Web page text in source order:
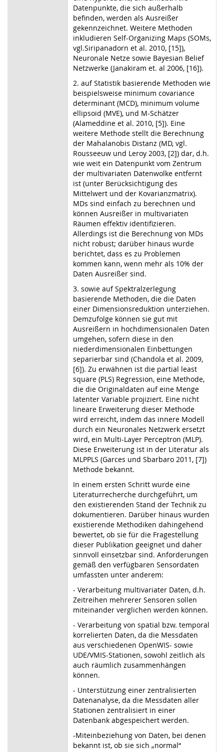
Datenpunkte, die sich außerhalb
befinden, werden als Ausreißer
gekennzeichnet. Weitere Methoden
inkludieren Self-Organizing Maps (SOMs,
vgl.Siripanadorn et al. 2010, [15]),
Neuronale Netze sowie Bayesian Belief
Netzwerke (Janakiram et. al 2006, [16]).
2. auf Statistik basierende Methoden wie
beispielsweise minimum covariance
determinant (MCD), minimum volume
ellipsoid (MVE), und M-Schätzer
(Alameddine et al. 2010, [5]). Eine
weitere Methode stellt die Berechnung
der Mahalanobis Distanz (MD, vgl.
Rousseeuw und Leroy 2003, [2]) dar, d.h.
wie weit ein Datenpunkt vom Zentrum
der multivariaten Datenwolke entfernt
ist (unter Berücksichtigung des
Mittelwert und der Kovarianzmatrix).
MDs sind einfach zu berechnen und
können Ausreißer in multivariaten
Räumen effektiv identifizieren.
Allerdings ist die Berechnung von MDs
nicht robust; darüber hinaus wurde
berichtet, dass es zu Problemen
kommen kann, wenn mehr als 10% der
Daten Ausreißer sind.
3. sowie auf Spektralzerlegung
basierende Methoden, die die Daten
einer Dimensionsreduktion unterziehen.
Demzufolge können sie gut mit
Ausreißern in hochdimensionalen Daten
umgehen, sofern diese in den
niederdimensionalen Einbettungen
separierbar sind (Chandola et al. 2009,
[6]). Zu erwähnen ist die partial least
square (PLS) Regression, eine Methode,
die die Originaldaten auf eine Menge
latenter Variable projiziert. Eine nicht
lineare Erweiterung dieser Methode
wird erreicht, indem das innere Modell
durch ein Neuronales Netzwerk ersetzt
wird, ein Multi-Layer Perceptron (MLP).
Diese Erweiterung ist in der Literatur als
MLPPLS (Garces und Sbarbaro 2011, [7])
Methode bekannt.
In einem ersten Schritt wurde eine
Literaturrecherche durchgeführt, um
den existierenden Stand der Technik zu
dokumentieren. Darüber hinaus wurden
existierende Methodiken dahingehend
bewertet, ob sie für die Fragestellung
dieser Publikation geeignet und daher
sinnvoll einsetzbar sind. Anforderungen
gemäß den verfügbaren Sensordaten
umfassten unter anderem:
- Verarbeitung multivariater Daten, d.h.
Zeitreihen mehrerer Sensoren sollen
miteinander verglichen werden können.
- Verarbeitung von spatial bzw. temporal
korrelierten Daten, da die Messdaten
aus verschiedenen OpenWIS- sowie
UDE/VMIS-Stationen, sowohl zeitlich als
auch räumlich zusammenhängen
können.
- Unterstützung einer zentralisierten
Datenanalyse, da die Messdaten aller
Stationen zentralisiert in einer
Datenbank abgespeichert werden.
-Miteinbeziehung von Daten, bei denen
bekannt ist, ob sie sich „normal“